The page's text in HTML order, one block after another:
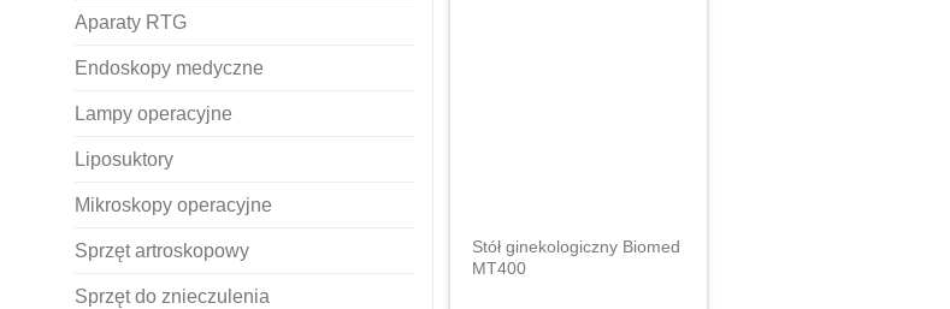
Aparaty RTG
Endoskopy medyczne
Lampy operacyjne
Liposuktory
Mikroskopy operacyjne
Sprzęt artroskopowy
Sprzęt do znieczulenia
Stół ginekologiczny Biomed
MT400